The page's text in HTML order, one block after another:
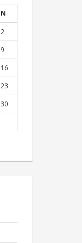
N
2
9
16
23
30